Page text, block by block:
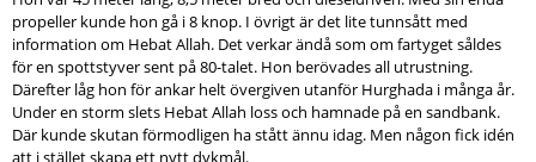
propeller kunde hon gå i 8 knop. I övrigt är det lite tunnsått med
information om Hebat Allah. Det verkar ändå som om fartyget såldes
för en spottstyver sent på 80-talet. Hon berövades all utrustning.
Därefter låg hon för ankar helt övergiven utanför Hurghada i många år.
Under en storm slets Hebat Allah loss och hamnade på en sandbank.
Där kunde skutan förmodligen ha stått ännu idag. Men någon fick idén
att i stället skapa ett nytt dykmål.